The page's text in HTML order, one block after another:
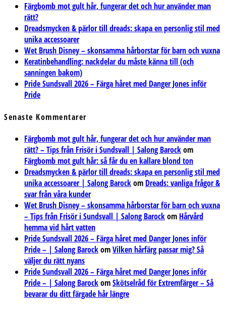
Färgbomb mot gult hår, fungerar det och hur använder man
rätt?
Dreadsmycken & pärlor till dreads: skapa en personlig stil med
unika accessoarer
Wet Brush Disney – skonsamma hårborstar för barn och vuxna
Keratinbehandling: nackdelar du måste känna till (och
sanningen bakom)
Pride Sundsvall 2026 – Färga håret med Danger Jones inför
Pride
Senaste Kommentarer
Färgbomb mot gult hår, fungerar det och hur använder man
rätt? – Tips från Frisör i Sundsvall | Salong Barockom
Färgbomb mot gult hår: så får du en kallare blond ton
Dreadsmycken & pärlor till dreads: skapa en personlig stil med
unika accessoarer | Salong Barockom Dreads: vanliga frågor &
svar från våra kunder
Wet Brush Disney – skonsamma hårborstar för barn och vuxna
– Tips från Frisör i Sundsvall | Salong Barockom Hårvård
hemma vid hårt vatten
Pride Sundsvall 2026 – Färga håret med Danger Jones inför
Pride – | Salong BarockomVilken hårfärg passar mig? Så
väljer du rätt nyans
Pride Sundsvall 2026 – Färga håret med Danger Jones inför
Pride – | Salong BarockomSkötselråd för Extremfärger – Så
bevarar du ditt färgade hår längre